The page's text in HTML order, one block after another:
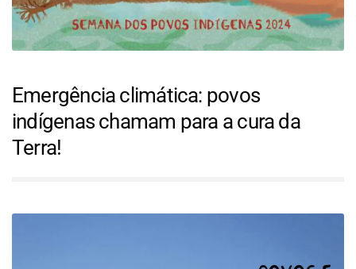
Emergência climática: povos
indígenas chamam para a cura da
Terra!